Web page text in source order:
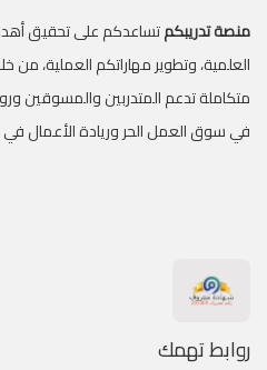
منصة تدريبكمتساعدكم على تحقيق
العلمية، وتطوير مهاراتكم العملية، من
متكاملة تدعم المتدربين والمسوقين
في سوق العمل الحر وريادة الأعمال
روابط تهمك